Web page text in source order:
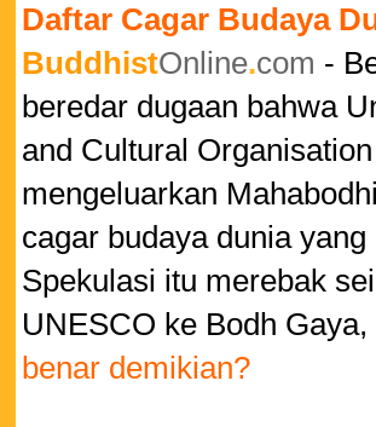
Daftar Cagar Budaya
BuddhistOnline.com -
beredar dugaan bahwa
and Cultural
mengeluarkan
cagar budaya dunia
Spekulasi itu merebak
UNESCO ke Bodh
benar demikian?